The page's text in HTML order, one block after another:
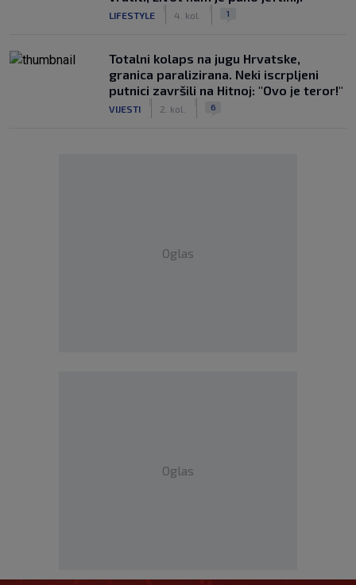
LIFESTYLE 4. kol. 1
Totalni kolaps na jugu Hrvatske,
granica paralizirana. Neki iscrpljeni
putnici završili na Hitnoj: "Ovo je teror!"
VIJESTI 2. kol. 6
Oglas
Oglas